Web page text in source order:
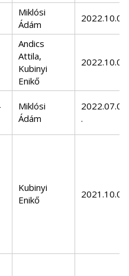
Miklósi
Ádám
2022.10.01.
Andics
Attila,
Kubinyi
Enikő
2022.10.01.
Miklósi
Ádám
2022.07.01
.
Kubinyi
Enikő
2021.10.01.